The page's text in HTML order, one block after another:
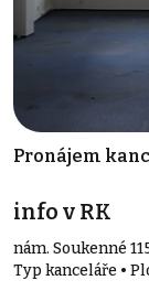
Pronájem
info v RK
nám. Soukenné
Typ kanceláře •